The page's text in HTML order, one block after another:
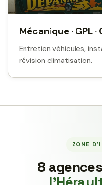
Mécanique · GPL ·
Entretien véhicules,
révision climatisation.
ZONE
8